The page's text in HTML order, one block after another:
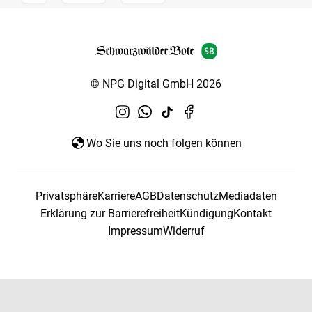
© NPG Digital GmbH 2026
Wo Sie uns noch folgen können
PrivatsphäreKarriereAGBDatenschutzMediadaten
Erklärung zur BarrierefreiheitKündigungKontakt
ImpressumWiderruf